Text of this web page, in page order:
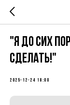
"Я до сих
сделать!"
2025-12-24 18:00